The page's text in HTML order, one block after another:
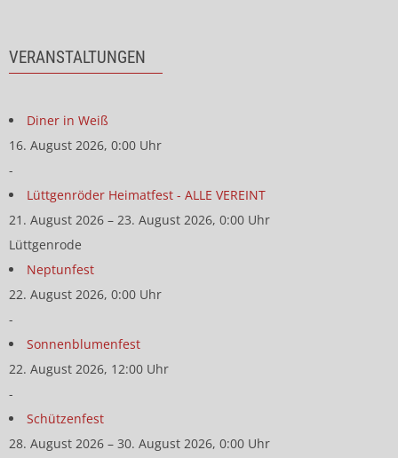
VERANSTALTUNGEN
Diner in Weiß
16. August 2026, 0:00 Uhr
-
Lüttgenröder Heimatfest - ALLE VEREINT
21. August 2026 – 23. August 2026, 0:00 Uhr
Lüttgenrode
Neptunfest
22. August 2026, 0:00 Uhr
-
Sonnenblumenfest
22. August 2026, 12:00 Uhr
-
Schützenfest
28. August 2026 – 30. August 2026, 0:00 Uhr